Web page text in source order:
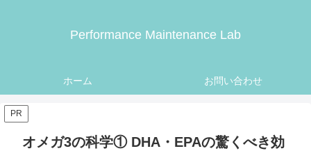
Performance Maintenance Lab
ホーム お問い合わせ
PR
オメガ3の科学① DHA・EPAの驚くべき効